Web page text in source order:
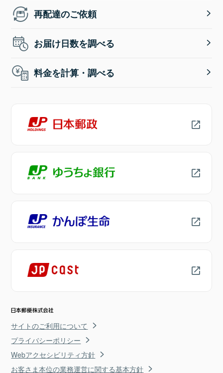
再配達のご依頼
お届け日数を調べる
料金を計算・調べる
サイトのご利用について
プライバシーポリシー
Webアクセシビリティ方針
お客さま本位の業務運営に関する基本方針